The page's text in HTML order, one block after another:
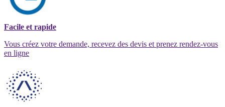
Facile et rapide
Vous créez votre demande, recevez des devis et prenez rendez-vous
en ligne